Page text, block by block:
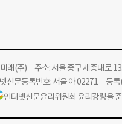
래(주)주소: 서울 중구 세종대로
신문등록번호: 서울 아 02271 등
인터넷신문윤리위원회 윤리강령을